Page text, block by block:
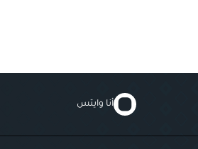
أنا وايتس